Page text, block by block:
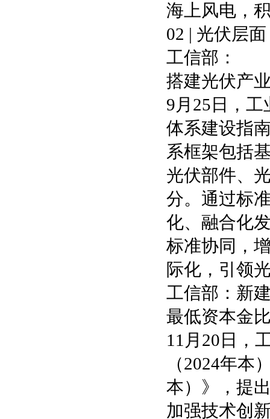
海上风电，
02 | 光伏层面
工信部：
搭建光伏产
9月25日，
体系建设指
系框架包括
光伏部件、
分。通过标
化、融合化
标准协同，
际化，引领
工信部：新
最低资本金
11月20日，
（2024年本
本）》，提
加强技术创